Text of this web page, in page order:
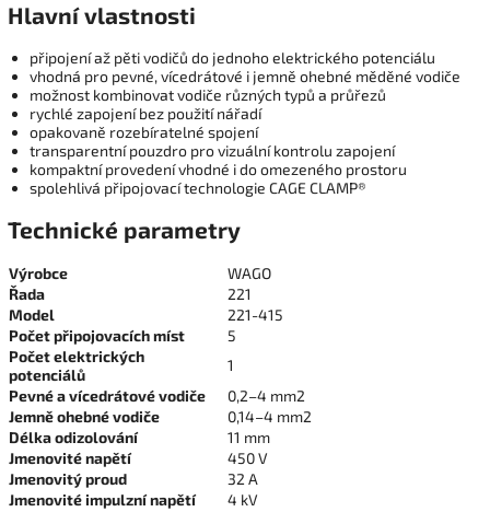
Hlavní vlastnosti
připojení až pěti vodičů do jednoho elektrického potenciálu
vhodná pro pevné, vícedrátové i jemně ohebné měděné vodiče
možnost kombinovat vodiče různých typů a průřezů
rychlé zapojení bez použití nářadí
opakovaně rozebíratelné spojení
transparentní pouzdro pro vizuální kontrolu zapojení
kompaktní provedení vhodné i do omezeného prostoru
spolehlivá připojovací technologie CAGE CLAMP®
Technické parametry
Výrobce
WAGO
Řada
221
Model
221-415
Počet připojovacích míst
5
Počet elektrických
potenciálů
1
Pevné a vícedrátové vodiče
0,2–4 mm2
Jemně ohebné vodiče
0,14–4 mm2
Délka odizolování
11 mm
Jmenovité napětí
450 V
Jmenovitý proud
32 A
Jmenovité impulzní napětí
4 kV